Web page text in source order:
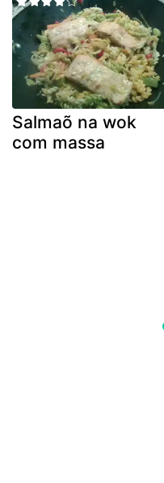
Salmaõ na wok
com massa